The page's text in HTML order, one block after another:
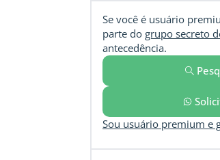
Se você é usuário
parte do grupo secreto
antecedência.
Sou usuário premium e